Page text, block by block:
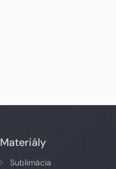
Materiály
Sublimácia